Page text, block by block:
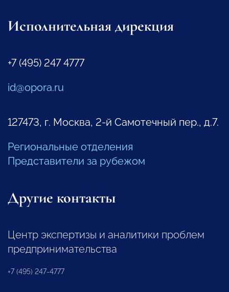
Исполнительная дирекция
+7 (495) 247 4777
id@opora.ru
127473, г. Москва, 2-й Самотечный пер., д.7.
Региональные отделения
Представители за рубежом
Другие контакты
Центр экспертизы и аналитики проблем
предпринимательства
+7 (495) 247-4777